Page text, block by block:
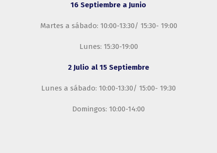
16 Septiembre a Junio
Martes a sábado: 10:00-13:30/ 15:30- 19:00
Lunes: 15:30-19:00
2 Julio al 15 Septiembre
Lunes a sábado: 10:00-13:30/ 15:00- 19:30
Domingos: 10:00-14:00